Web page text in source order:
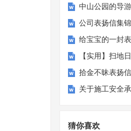
扬信15篇
中山公园的导
公司表扬信集
篇
给宝宝的一封
信【实用】扫地
篇
拾金不昧表扬
编14篇)
关于施工安全
猜你喜欢